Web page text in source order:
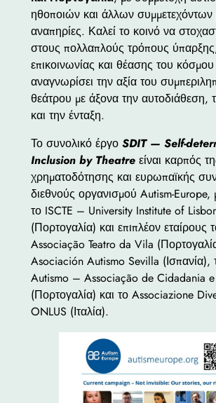
ηθοποιών και άλλων συμμετεχόντων
αναπηρίες. Καλεί το κοινό να
στους πολλαπλούς τρόπους
επικοινωνίας και θέασης του
αναγνωρίσει την αξία του
θεάτρου με άξονα την αυτοδιάθεση,
και την ένταξη.
Το συνολικό έργο SDIT — Self-
Inclusion by Theatreείναι καρπός
χρηματοδότησης και ευρωπαϊκής
διεθνούς οργανισμού Autism-Europe,
το ISCTE – University Institute of
(Πορτογαλία) και επιπλέον εταίρους
Associação Teatro da Vila
Asociación Autismo Sevilla (Ισπανία),
Autismo – Associação de Cidadania
(Πορτογαλία) και το Associazione
ONLUS (Ιταλία).